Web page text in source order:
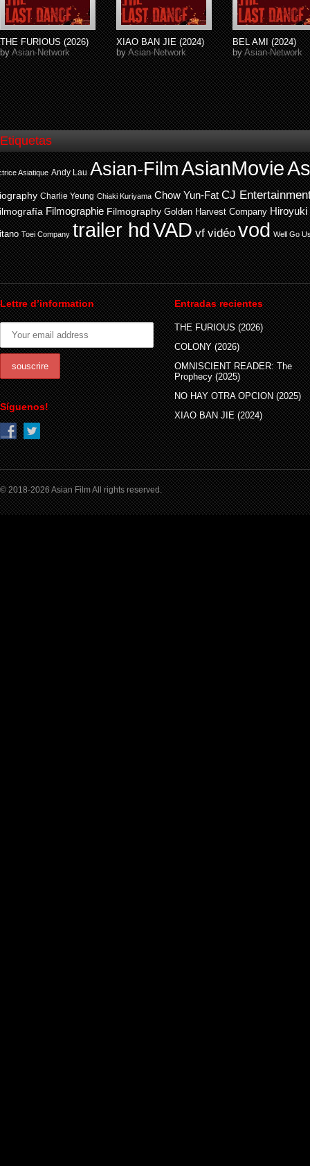
THE FURIOUS (2026)
byAsian-Network
XIAO BAN JIE (2024)
byAsian-Network
BEL AMI (2024)
byAsian-Network
Etiquetas
Asiatique Andy Lau Asian-FilmAsianMovie
Charlie Yeung Chiaki Kuriyama Chow Yun-Fat CJ
Filmographie Filmography Golden Harvest Company Hiroyuki
Toei Company trailer hdVAD vf vidéo vod Well Go
Lettre d’information
Síguenos!
Entradas recientes
THE FURIOUS (2026)
COLONY (2026)
OMNISCIENT READER: The
Prophecy (2025)
NO HAY OTRA OPCION (2025)
XIAO BAN JIE (2024)
© 2018-2026 Asian Film All rights reserved.